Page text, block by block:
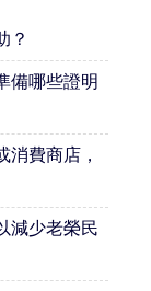
？
備哪些證明
消費商店，
減少老榮民